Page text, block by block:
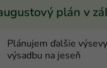
plán v
Plánujem ďalšie
výsadbu na jeseň